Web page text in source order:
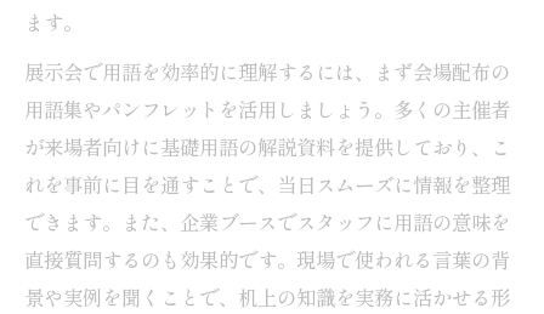
ます。
展示会で用語を効率的に理解するには、まず会場配布の
用語集やパンフレットを活用しましょう。多くの主催者
が来場者向けに基礎用語の解説資料を提供しており、こ
れを事前に目を通すことで、当日スムーズに情報を整理
できます。また、企業ブースでスタッフに用語の意味を
直接質問するのも効果的です。現場で使われる言葉の背
景や実例を聞くことで、机上の知識を実務に活かせる形